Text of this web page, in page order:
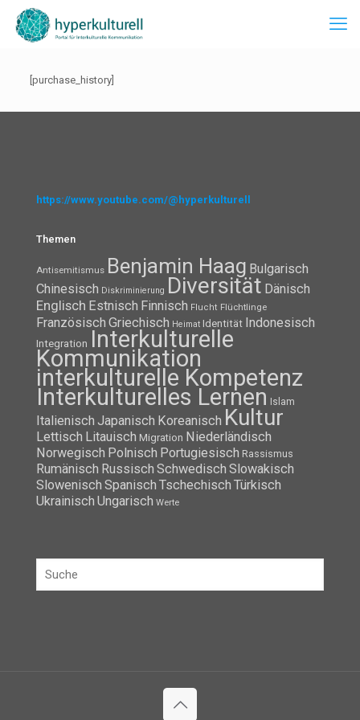
[purchase_history]
https://www.youtube.com/@hyperkulturell
Themen
Antisemitismus Benjamin Haag Bulgarisch
Chinesisch Diskriminierung Diversität Dänisch
Englisch Estnisch Finnisch Flucht Flüchtlinge
Französisch Griechisch Heimat Identität Indonesisch
Integration Interkulturelle
Kommunikation
interkulturelle Kompetenz
Interkulturelles Lernen Islam
Italienisch Japanisch Koreanisch Kultur
Lettisch Litauisch Migration Niederländisch
Norwegisch Polnisch Portugiesisch Rassismus
Rumänisch Russisch Schwedisch Slowakisch
Slowenisch Spanisch Tschechisch Türkisch
Ukrainisch Ungarisch Werte